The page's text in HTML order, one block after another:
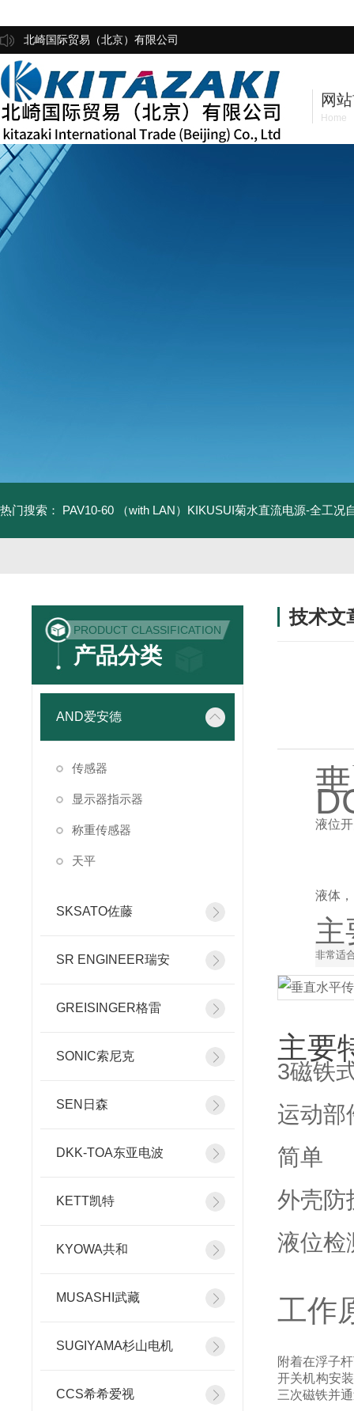
北崎国际贸易（北京）有限公司
网
Home
热门搜索： PAV10-60 （with LAN）KIKUSUI菊水直流电源-全工况
PRODUCT CLASSIFICATION
产品分类
AND爱安德
传感器
显示器指示器
称重传感器
天平
SKSATO佐藤
SR ENGINEER瑞安
GREISINGER格雷
SONIC索尼克
SEN日森
DKK-TOA东亚电波
KETT凯特
KYOWA共和
MUSASHI武藏
SUGIYAMA杉山电机
CCS希希爱视
技术文
液位
液体
主
非常适
主要
3磁铁
运动部
简单
外壳防
液位检
工作
附着在浮子
开关机构安
三次磁铁并